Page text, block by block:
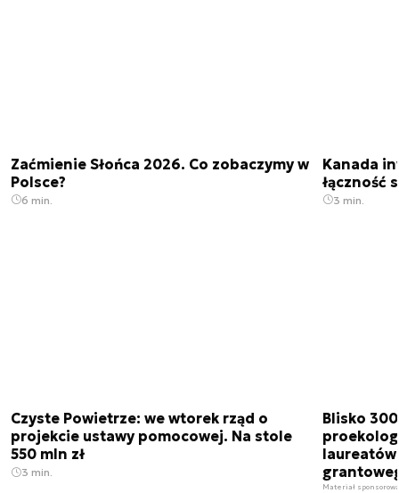
Zaćmienie Słońca 2026. Co zobaczymy w
Polsce?
6 min.
Kanada
łączność
3 min.
Czyste Powietrze: we wtorek rząd o
projekcie ustawy pomocowej. Na stole
550 mln zł
3 min.
Blisko
Materiał